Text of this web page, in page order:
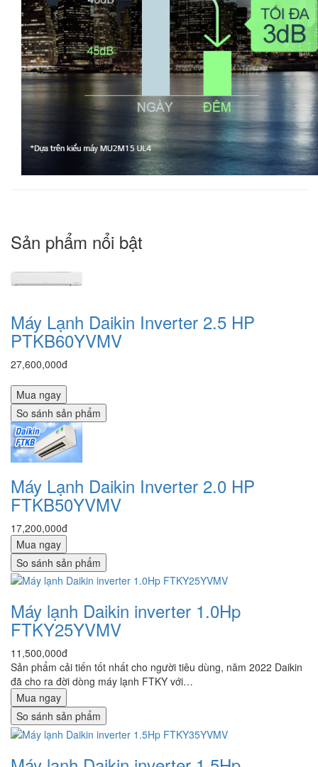
Sản phẩm nổi bật
Máy Lạnh Daikin Inverter 2.5 HP
PTKB60YVMV
27,600,000đ
Mua ngay
So sánh sản phẩm
Máy Lạnh Daikin Inverter 2.0 HP
FTKB50YVMV
17,200,000đ
Mua ngay
So sánh sản phẩm
Máy lạnh Daikin inverter 1.0Hp
FTKY25YVMV
11,500,000đ
Sản phẩm cải tiến tốt nhất cho người tiêu dùng, năm 2022 Daikin
đã cho ra đời dòng máy lạnh FTKY với…
Mua ngay
So sánh sản phẩm